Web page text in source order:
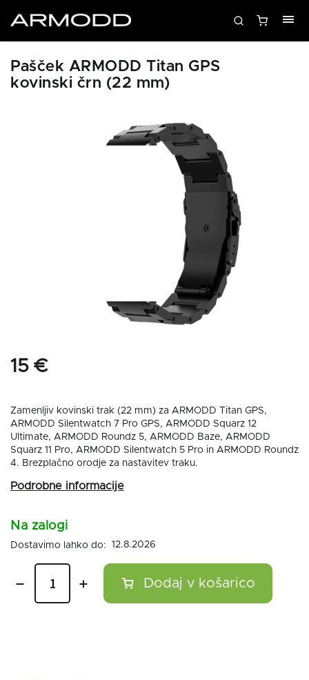
Pašček ARMODD Titan GPS
kovinski črn (22 mm)
15 €
Zamenljiv kovinski trak (22 mm) za ARMODD Titan GPS,
ARMODD Silentwatch 7 Pro GPS, ARMODD Squarz 12
Ultimate, ARMODD Roundz 5, ARMODD Baze, ARMODD
Squarz 11 Pro, ARMODD Silentwatch 5 Pro in ARMODD Roundz
4. Brezplačno orodje za nastavitev traku.
Na zalogi
12.8.2026